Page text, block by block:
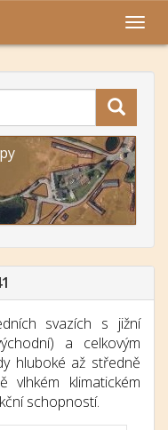
svazích s jižní
a celkovým
hluboké až středně
vlhkém klimatickém
schopností.